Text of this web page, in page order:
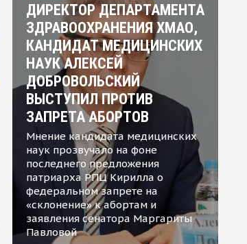
ДИРЕКТОР ДЕПАРТАМЕНТА
ЗДРАВООХРАНЕНИЯ ХМАО,
КАНДИДАТ МЕДИЦИНСКИХ
НАУК АЛЕКСЕЙ
ДОБРОВОЛЬСКИЙ
ВЫСТУПИЛ ПРОТИВ
ЗАПРЕТА АБОРТОВ
Мнение кандидата медицинских
наук прозвучало на фоне
последнего предложения
патриарха РПЦ Кирилла о
федеральном запрете на
«склонение» к абортам и
заявления сенатора Маргариты
Павловой